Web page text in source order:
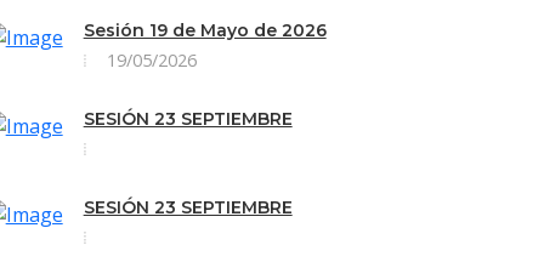
Sesión 19 de Mayo de 2026
19/05/2026
SESIÓN 23 SEPTIEMBRE
SESIÓN 23 SEPTIEMBRE